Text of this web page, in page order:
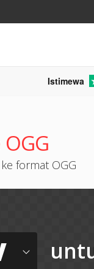
Istimewa
format OGG